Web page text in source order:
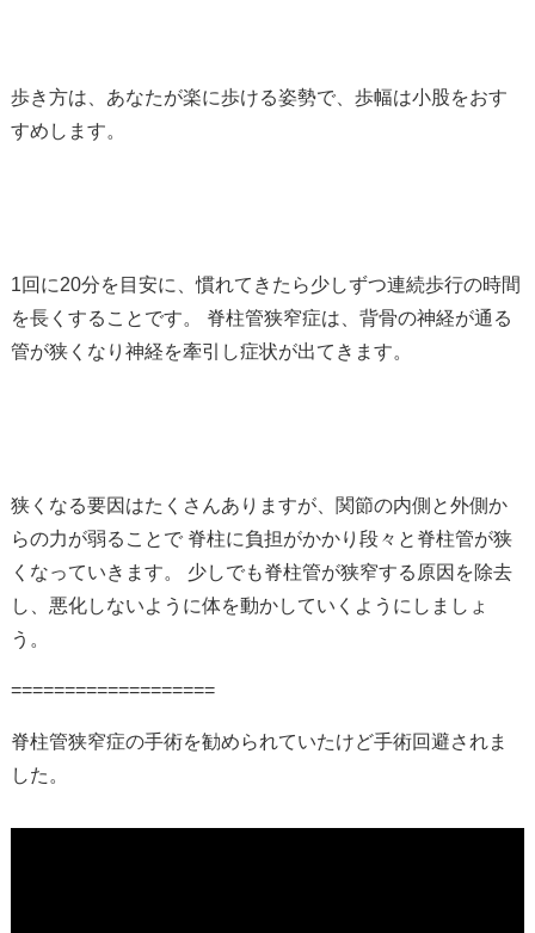
歩き方は、あなたが楽に歩ける姿勢で、歩幅は小股をおす
すめします。
1回に20分を目安に、慣れてきたら少しずつ連続歩行の時間
を長くすることです。 脊柱管狭窄症は、背骨の神経が通る
管が狭くなり神経を牽引し症状が出てきます。
狭くなる要因はたくさんありますが、関節の内側と外側か
らの力が弱ることで 脊柱に負担がかかり段々と脊柱管が狭
くなっていきます。 少しでも脊柱管が狭窄する原因を除去
し、悪化しないように体を動かしていくようにしましょ
う。
===================
脊柱管狭窄症の手術を勧められていたけど手術回避されま
した。